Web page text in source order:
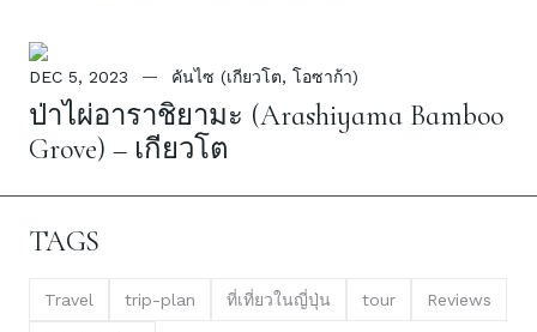
DEC 5, 2023 คันไซ (เกียวโต, โอซาก้า)
ป่าไผ่อาราชิยามะ (Arashiyama Bamboo
Grove) – เกียวโต
TAGS
Travel trip-plan ที่เที่ยวในญี่ปุ่น tour Reviews